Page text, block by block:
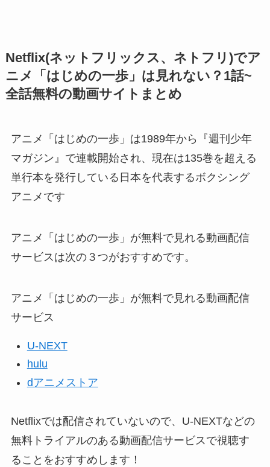
Netflix(ネットフリックス、ネトフリ)でア
ニメ「はじめの一歩」は見れない？1話~
全話無料の動画サイトまとめ
アニメ「はじめの一歩」は1989年から『週刊少年
マガジン』で連載開始され、現在は135巻を超える
単行本を発行している日本を代表するボクシング
アニメです
アニメ「はじめの一歩」が無料で見れる動画配信
サービスは次の３つがおすすめです。
アニメ「はじめの一歩」が無料で見れる動画配信
サービス
U-NEXT
hulu
dアニメストア
Netflixでは配信されていないので、U-NEXTなどの
無料トライアルのある動画配信サービスで視聴す
ることをおすすめします！